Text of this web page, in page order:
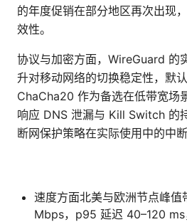
的年度促销在部分地区再次出现
效性。
协议与加密方面，WireGuard 的
升对移动网络的切换稳定性，默
ChaCha20 作为备选在低带宽场
响应 DNS 泄漏与 Kill Switch 的
断网保护策略在实际使用中的中
速度方面北美与欧洲节点峰
Mbps，p95 延迟 40–120 ms